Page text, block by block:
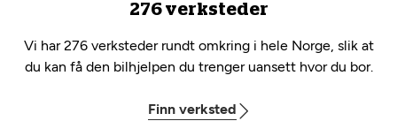
276 verksteder
Vi har 276 verksteder rundt omkring i hele Norge, slik at
du kan få den bilhjelpen du trenger uansett hvor du bor.
Finn verksted